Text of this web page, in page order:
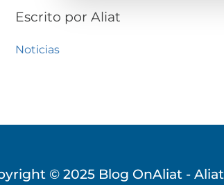
Escrito porAliat
Noticias
© 2025 Blog OnAliat - Aliat